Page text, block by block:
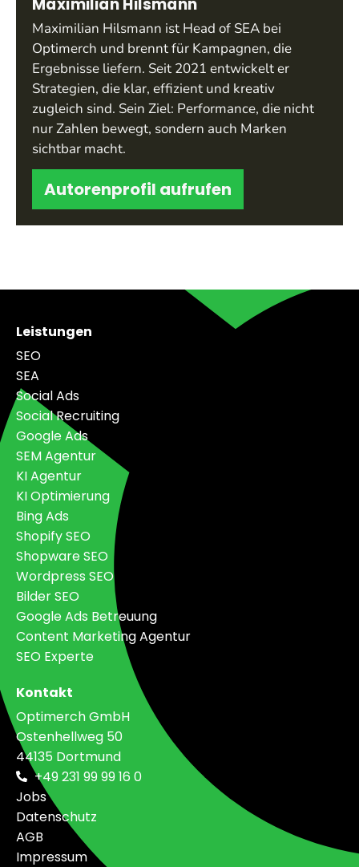
Maximilian Hilsmann ist Head of SEA bei
Optimerch und brennt für Kampagnen, die
Ergebnisse liefern. Seit 2021 entwickelt er
Strategien, die klar, effizient und kreativ
zugleich sind. Sein Ziel: Performance, die nicht
nur Zahlen bewegt, sondern auch Marken
sichtbar macht.
Autorenprofil aufrufen
Leistungen
SEO
SEA
Social Ads
Social Recruiting
Google Ads
SEM Agentur
KI Agentur
KI Optimierung
Bing Ads
Shopify SEO
Shopware SEO
Wordpress SEO
Bilder SEO
Google Ads Betreuung
Content Marketing Agentur
SEO Experte
Kontakt
Optimerch GmbH
Ostenhellweg 50
44135 Dortmund
+49 231 99 99 16 0
Jobs
Datenschutz
AGB
Impressum